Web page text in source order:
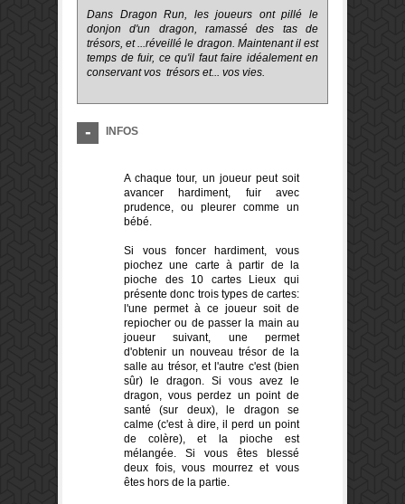
Dans Dragon Run, les joueurs ont pillé le
donjon
d'un dragon,ramassé des tas de
trésors,et...réveillé le dragon. Maintenant il est
temps de fuir, ce qu'il faut faire idéalementen
conservantvos trésors et... vos vies.
INFOS
A chaque tour, un joueur peutsoit
avancer
hardiment, fuir
avec
prudence, ou pleurer comme un
bébé.
Si vous foncer hardiment, vous
piochez une carte à partir de la
pioche des 10 cartes Lieux qui
présente donc trois types de cartes:
l'une permet à ce joueur soitde
repiocherou de passer la main au
joueur suivant, une permet
d'obtenir un nouveau trésor de la
salle au trésor,et l'autre c'est (bien
sûr)
le dragon. Si vous avez
le
dragon, vous perdez un point de
santé
(sur deux), le dragonse
calme (c'est à dire, ilperd un point
de colère),et la piocheest
mélangée. Si vous
êtes blessé
deux fois, vous mourrez et vous
êtes hors de la partie.